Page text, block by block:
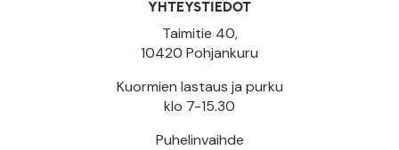
YHTEYSTIEDOT
Taimitie 40,
10420 Pohjankuru
Kuormien lastaus ja purku
klo 7-15.30
Puhelinvaihde